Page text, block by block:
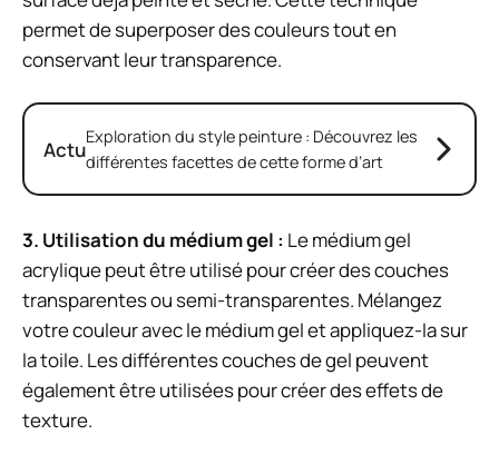
permet de superposer des couleurs tout en
conservant leur transparence.
ActuExploration du style peinture : Découvrez les
différentes facettes de cette forme d’art
3. Utilisation du médium gel : Le médium gel
acrylique peut être utilisé pour créer des couches
transparentes ou semi-transparentes. Mélangez
votre couleur avec le médium gel et appliquez-la sur
la toile. Les différentes couches de gel peuvent
également être utilisées pour créer des effets de
texture.